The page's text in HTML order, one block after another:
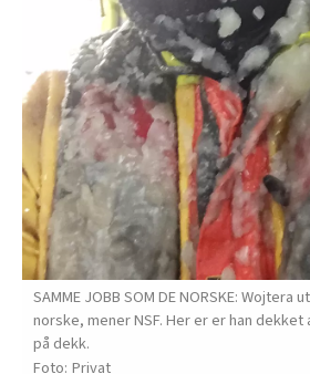
SAMME JOBB SOM DE NORSKE:
norske, mener NSF. Her er er han
på dekk.
Privat